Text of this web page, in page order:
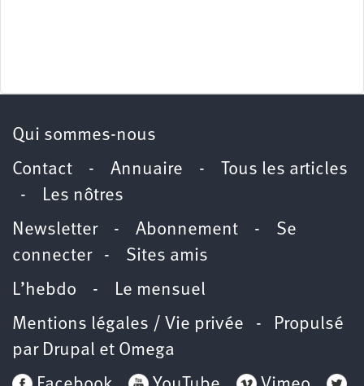
Qui sommes-nous
Contact - Annuaire -
Tous les articles
- Les nôtres
Newsletter- Abonnement - Se
connecter- Sites amis
L’hebdo - Le mensuel
Mentions légales / Vie privée - Propulsé
par Drupal et Omega